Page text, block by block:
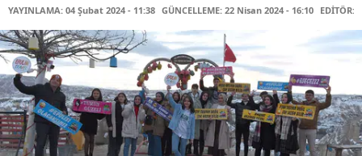
YAYINLAMA: 04 Şubat 2024 - 11:38 GÜNCELLEME: 22 Nisan 2024 - 16:10 EDİTÖR: